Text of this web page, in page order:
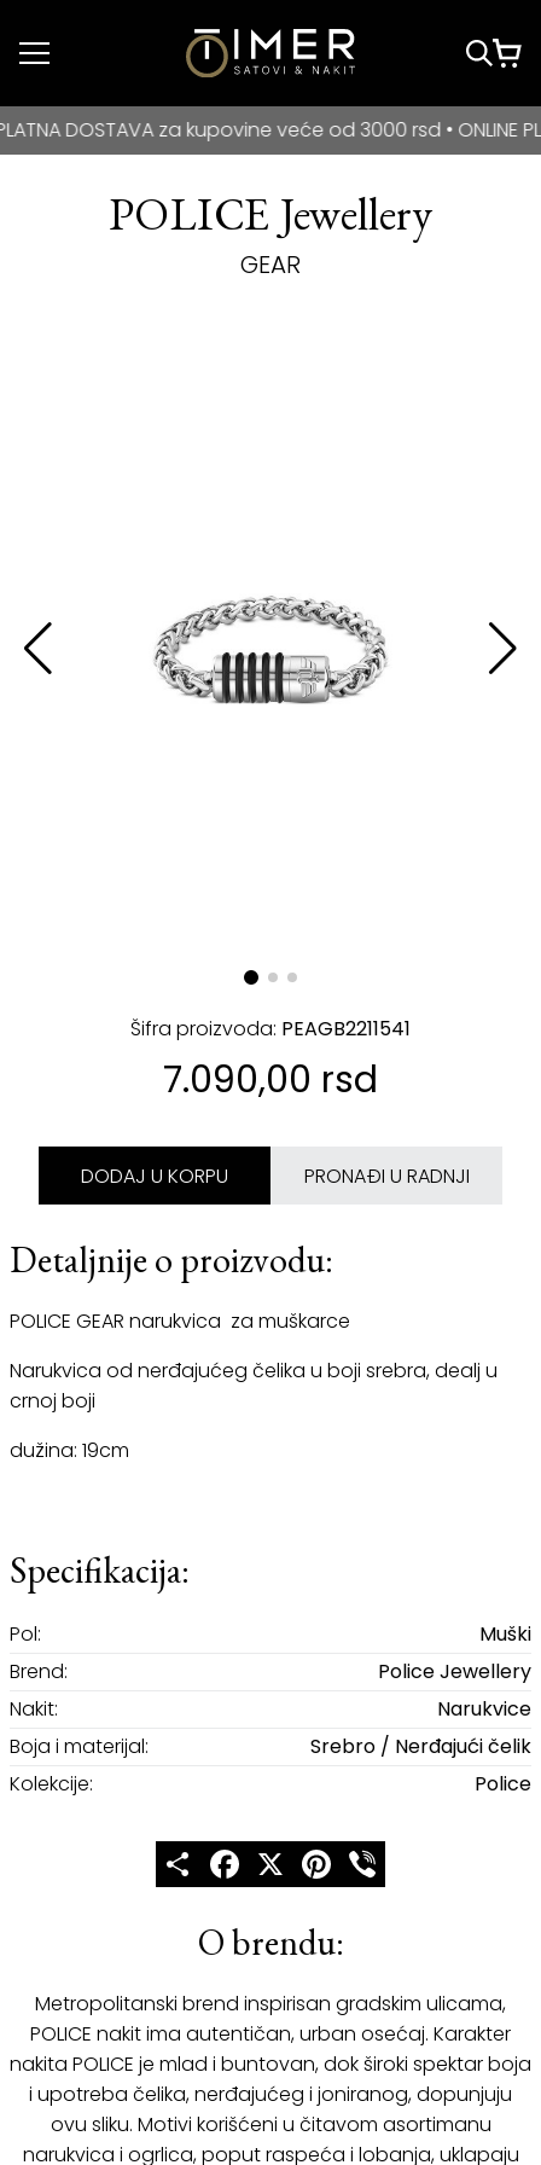
Idi do glavnog
BESPLATNA DOSTAVA za kupovine veće od 3000 rsd •
DOSTAVA za kupovine veće od 3000 rsd • ONLINE
POLICE Jewellery
GEAR
Šifra proizvoda: PEAGB2211541
7.090,00 rsd
DODAJ U KORPU PRONAĐI U RADNJI
Detaljnije o proizvodu:
POLICE GEAR narukvica za muškarce
Narukvica od nerđajućeg čelika u boji srebra, dealj u
crnoj boji
dužina: 19cm
Specifikacija:
Pol:
Muški
Brend:
Police Jewellery
Nakit:
Narukvice
Boja i materijal:
Srebro / Nerđajući čelik
Kolekcije:
Police
ShareFacebook
X Pinterest
O brendu:
Metropolitanski brend inspirisan gradskim ulicama,
POLICE nakit ima autentičan, urban osećaj. Karakter
nakita POLICE je mlad i buntovan, dok široki spektar boja
i upotreba čelika, nerđajućeg i joniranog, dopunjuju
ovu sliku. Motivi korišćeni u čitavom asortimanu
narukvica i ogrlica, poput raspeća i lobanja, uklapaju